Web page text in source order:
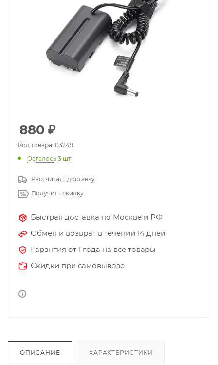
880 ₽
Код товара: 03249
Осталось 3 шт
Рассчитать доставку
Получить скидку
Быстрая доставка по Москве и РФ
Обмен и возврат в течении 14 дней
Гарантия от 1 года на все товары
Скидки при самовывозе
ОПИСАНИЕ ХАРАКТЕРИСТИКИ